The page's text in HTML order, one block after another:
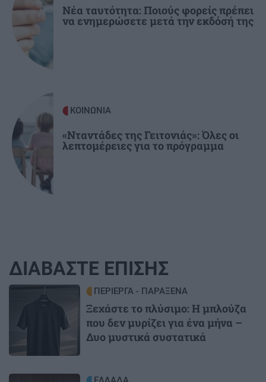
τουρκικό "αντιδάνειο"
Νέα ταυτότητα: Ποιούς φορείς πρέπει
να ενημερώσετε μετά την εκδόσή της
ΚΟΙΝΩΝΙΑ
«Νταντάδες της Γειτονιάς»: Όλες οι
λεπτομέρειες για το πρόγραμμα
ΔΙΑΒΑΣΤΕ ΕΠΙΣΗΣ
ΠΕΡΙΕΡΓΑ - ΠΑΡΑΞΕΝΑ
Ξεχάστε το πλύσιμο: Η μπλούζα
που δεν μυρίζει για ένα μήνα –
Δυο μυστικά συστατικά